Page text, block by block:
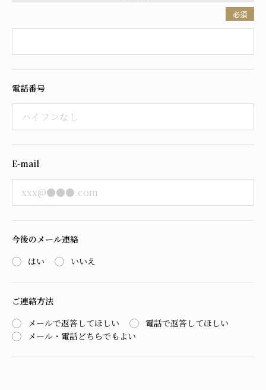
必須
電話番号
E-mail
今後のメール連絡
はい
いいえ
ご連絡方法
メールで返答してほしい
電話で返答してほしい
メール・電話どちらでもよい